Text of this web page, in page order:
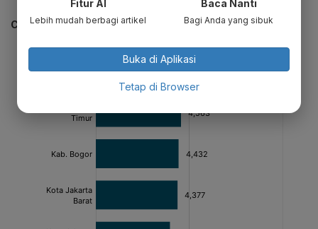
CEK JUGA DATA INI
Fitur AI
Lebih mudah berbagi artikel
Baca Nanti
Bagi Anda yang sibuk
Buka di Aplikasi
Tetap di Browser